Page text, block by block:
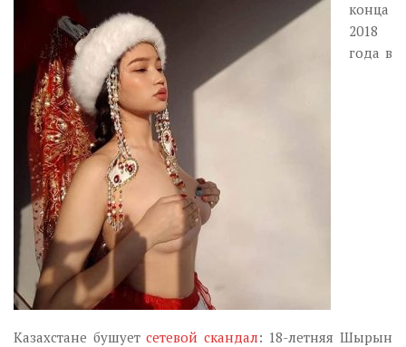
Візуальне
Научпоп
Головне
Цитати
Inter/antinational
конца
2018
года в
Казахстане бушуетсетевой скандал: 18-летняя Шырын